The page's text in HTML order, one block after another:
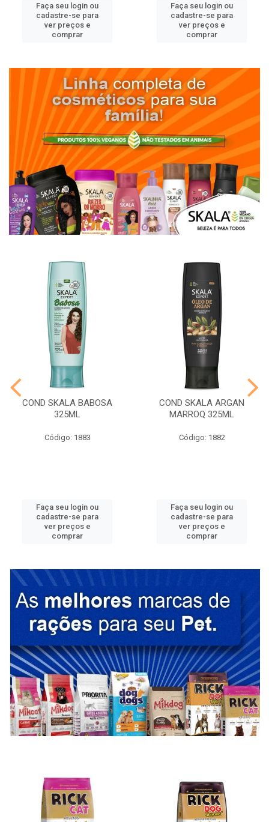
Faça seu login ou
cadastre-se para
ver preços e
comprar
Faça seu login ou
cadastre-se para
ver preços e
comprar
COND SKALA BABOSA
325ML
Código: 1883
Faça seu login ou
cadastre-se para
ver preços e
comprar
COND SKALA ARGAN
MARROQ 325ML
Código: 1882
Faça seu login ou
cadastre-se para
ver preços e
comprar